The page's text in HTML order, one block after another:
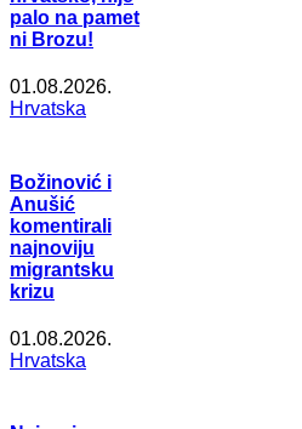
palo na pamet
ni Brozu!
01.08.2026.
Hrvatska
Božinović i
Anušić
komentirali
najnoviju
migrantsku
krizu
01.08.2026.
Hrvatska